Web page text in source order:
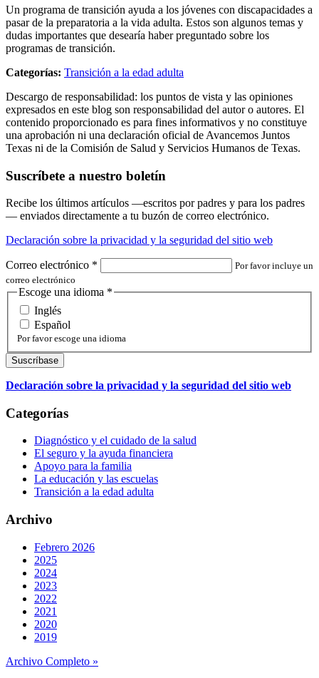
Un programa de transición ayuda a los jóvenes con discapacidades a
pasar de la preparatoria a la vida adulta. Estos son algunos temas y
dudas importantes que desearía haber preguntado sobre los
programas de transición.
Categorías: Transición a la edad adulta
Descargo de responsabilidad: los puntos de vista y las opiniones
expresados en este blog son responsabilidad del autor o autores. El
contenido proporcionado es para fines informativos y no constituye
una aprobación ni una declaración oficial de Avancemos Juntos
Texas ni de la Comisión de Salud y Servicios Humanos de Texas.
Suscríbete a nuestro boletín
Recibe los últimos artículos —escritos por padres y para los padres
— enviados directamente a tu buzón de correo electrónico.
Declaración sobre la privacidad y la seguridad del sitio web
Correo electrónico *
Por favor incluye un
correo electrónico
Escoge una idioma *
Inglés
Español
Por favor escoge una idioma
Declaración sobre la privacidad y la seguridad del sitio web
Categorías
Diagnóstico y el cuidado de la salud
El seguro y la ayuda financiera
Apoyo para la familia
La educación y las escuelas
Transición a la edad adulta
Archivo
Febrero 2026
2025
2024
2023
2022
2021
2020
2019
Archivo Completo »